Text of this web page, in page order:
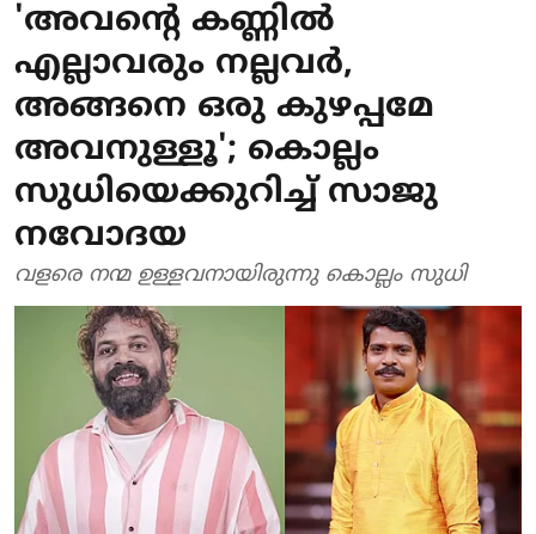
'അവന്റെ കണ്ണിൽ
എല്ലാവരും നല്ലവർ,
അങ്ങനെ ഒരു കുഴപ്പമേ
അവനുള്ളൂ'; കൊല്ലം
സുധിയെക്കുറിച്ച് സാജു
നവോദയ
വളരെ നന്മ ഉള്ളവനായിരുന്നു കൊല്ലം സുധി